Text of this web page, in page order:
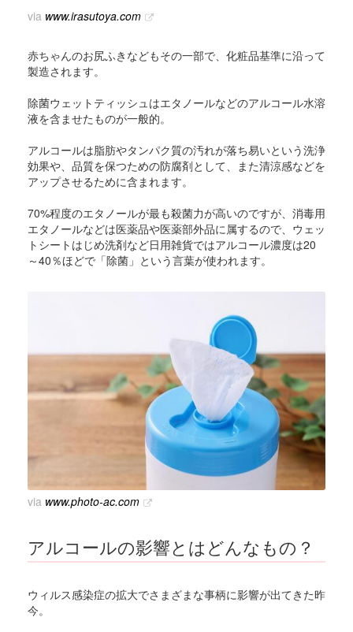
via www.irasutoya.com
赤ちゃんのお尻ふきなどもその一部で、化粧品基準に沿って
製造されます。
除菌ウェットティッシュはエタノールなどのアルコール水溶
液を含ませたものが一般的。
アルコールは脂肪やタンパク質の汚れが落ち易いという洗浄
効果や、品質を保つための防腐剤として、また清涼感などを
アップさせるために含まれます。
70%程度のエタノールが最も殺菌力が高いのですが、消毒用
エタノールなどは医薬品や医薬部外品に属するので、ウェッ
トシートはじめ洗剤など日用雑貨ではアルコール濃度は20
～40％ほどで「除菌」という言葉が使われます。
via www.photo-ac.com
アルコールの影響とはどんなもの？
ウィルス感染症の拡大でさまざまな事柄に影響が出てきた昨
今。